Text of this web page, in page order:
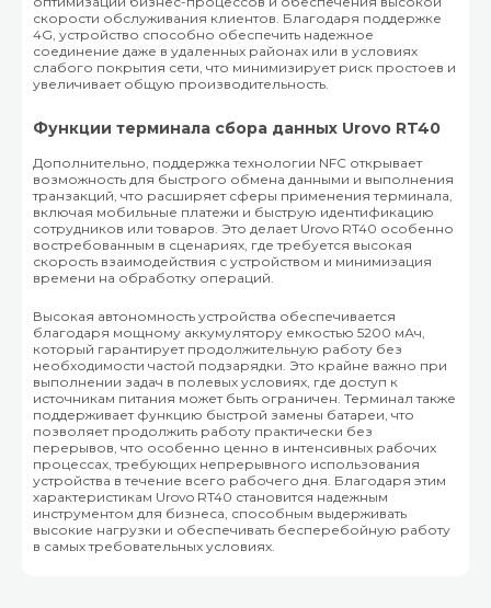
скорости обслуживания клиентов. Благодаря поддержке
4G, устройство способно обеспечить надежное
соединение даже в удаленных районах или в условиях
слабого покрытия сети, что минимизирует риск простоев и
увеличивает общую производительность.
Функции терминала сбора данных Urovo RT40
Дополнительно, поддержка технологии NFC открывает
возможность для быстрого обмена данными и выполнения
транзакций, что расширяет сферы применения терминала,
включая мобильные платежи и быструю идентификацию
сотрудников или товаров. Это делает Urovo RT40 особенно
востребованным в сценариях, где требуется высокая
скорость взаимодействия с устройством и минимизация
времени на обработку операций.
Высокая автономность устройства обеспечивается
благодаря мощному аккумулятору емкостью 5200 мАч,
который гарантирует продолжительную работу без
необходимости частой подзарядки. Это крайне важно при
выполнении задач в полевых условиях, где доступ к
источникам питания может быть ограничен. Терминал также
поддерживает функцию быстрой замены батареи, что
позволяет продолжить работу практически без
перерывов, что особенно ценно в интенсивных рабочих
процессах, требующих непрерывного использования
устройства в течение всего рабочего дня. Благодаря этим
характеристикам Urovo RT40 становится надежным
инструментом для бизнеса, способным выдерживать
высокие нагрузки и обеспечивать бесперебойную работу
в самых требовательных условиях.